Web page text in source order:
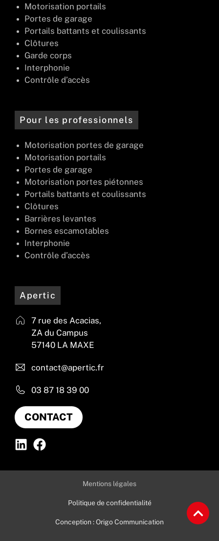
Motorisation portails
Portes de garage
Portails battants et coulissants
Clôtures
Garde corps
Interphonie
Contrôle d’accès
Pour les professionnels
Motorisation portes de garage
Motorisation portails
Portes de garage
Motorisation portes piétonnes
Portails battants et coulissants
Clôtures
Barrières levantes
Bornes escamotables
Interphonie
Contrôle d’accès
Apertic
7 rue des Acacias,
ZA du Campus
57140 LA MAXE
contact@apertic.fr
03 87 18 39 00
CONTACT
Mentions légales
Politique de confidentialité
Conception : Origo Communication